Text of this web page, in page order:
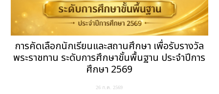
การคัดเลือกนักเรียนและสถานศึกษา เพื่อรับรางวัล
พระราชทาน ระดับการศึกษาขั้นพื้นฐาน ประจำปีการ
ศึกษา 2569
26 ก.ค. 2569